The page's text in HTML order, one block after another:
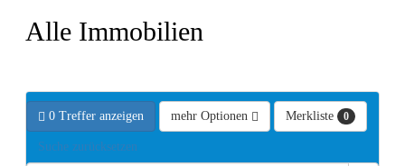
Alle Immobilien
0 Treffer anzeigen mehr Optionen Merkliste 0
Suche zurücksetzen